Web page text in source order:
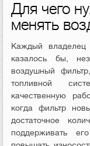
Для чего
менять
Каждый владелец
казалось бы,
воздушный
топливной
качественную
когда фильтр
достаточное
поддерживать